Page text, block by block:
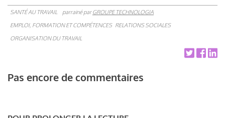
SANTÉ AU TRAVAIL parrainé parGROUPE TECHNOLOGIA
EMPLOI, FORMATION ET COMPÉTENCES RELATIONS SOCIALES
ORGANISATION DU TRAVAIL
Pas encore de commentaires